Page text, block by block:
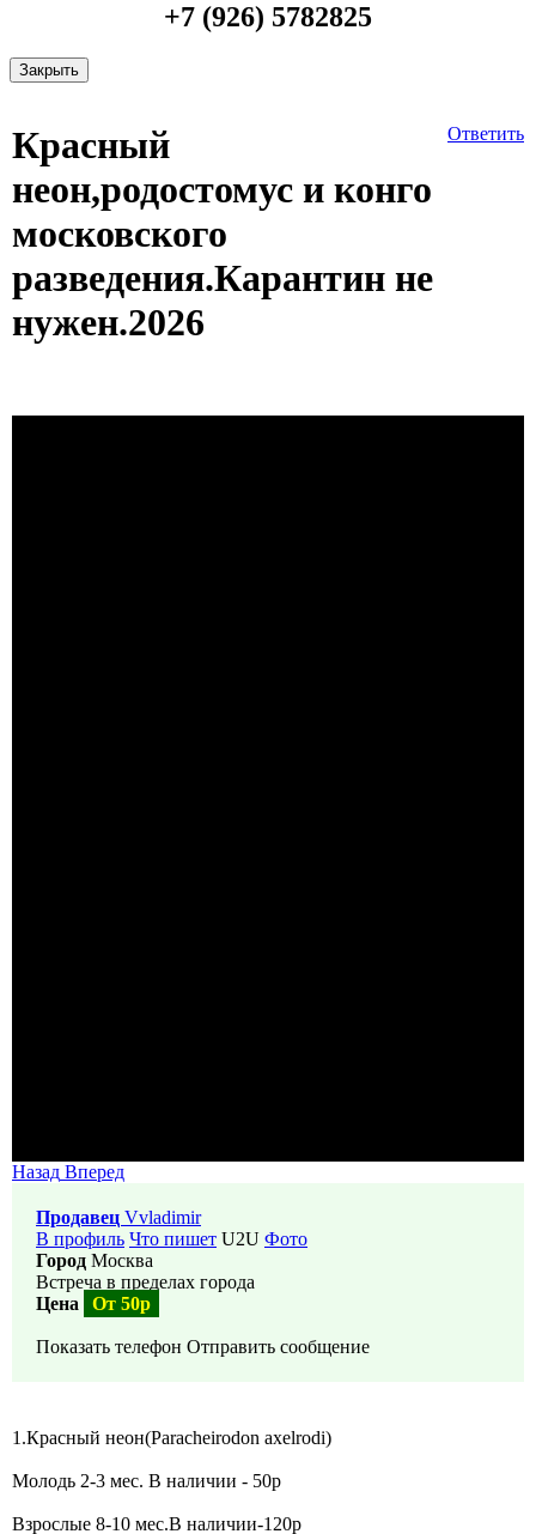
+7 (926) 5782825
Закрыть
Ответить
Красный
неон,родостомус и конго
московского
разведения.Карантин не
нужен.2026
Назад Вперед
Продавец Vvladimir
В профиль Что пишет U2U Фото
Город Москва
Встреча в пределах города
Цена
От 50р
Показать телефон Отправить сообщение
1.Красный неон(Paracheirodon axelrodi)
Молодь 2-3 мес. В наличии - 50р
Взрослыe 8-10 мес.В наличии-120р